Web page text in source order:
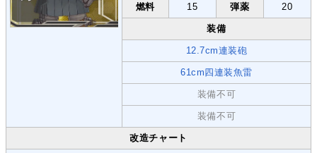
燃料 15 弾薬 20
装備
12.7cm連装砲
61cm四連装魚雷
装備不可
装備不可
改造チャート